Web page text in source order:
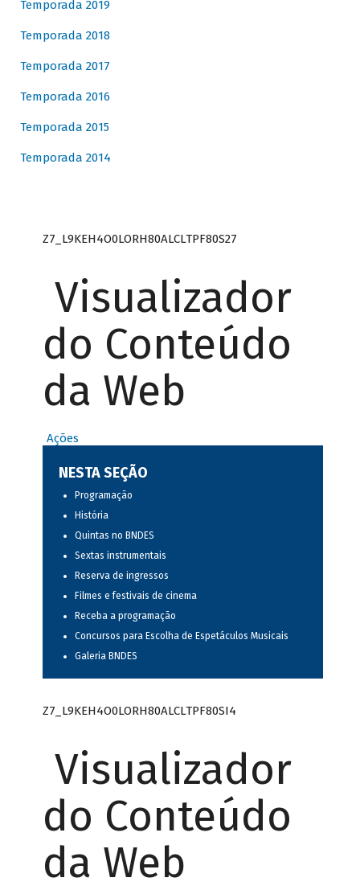
Temporada 2019
Temporada 2018
Temporada 2017
Temporada 2016
Temporada 2015
Temporada 2014
Z7_L9KEH4O0LORH80ALCLTPF80S27
Visualizador
do Conteúdo
da Web
Ações
NESTA SEÇÃO
Programação
História
Quintas no BNDES
Sextas instrumentais
Reserva de ingressos
Filmes e festivais de cinema
Receba a programação
Concursos para Escolha de Espetáculos Musicais
Galeria BNDES
Z7_L9KEH4O0LORH80ALCLTPF80SI4
Visualizador
do Conteúdo
da Web